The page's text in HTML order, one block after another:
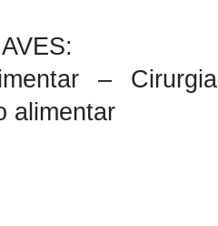
–
alimentar